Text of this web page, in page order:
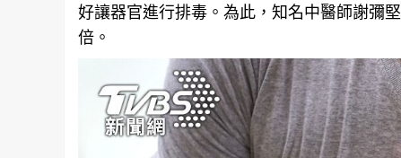
好讓器官進行排毒。為此，知名中醫師謝彌堅
倍。